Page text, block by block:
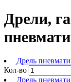
Дрели,
Дрель
Кол-во
Дрель